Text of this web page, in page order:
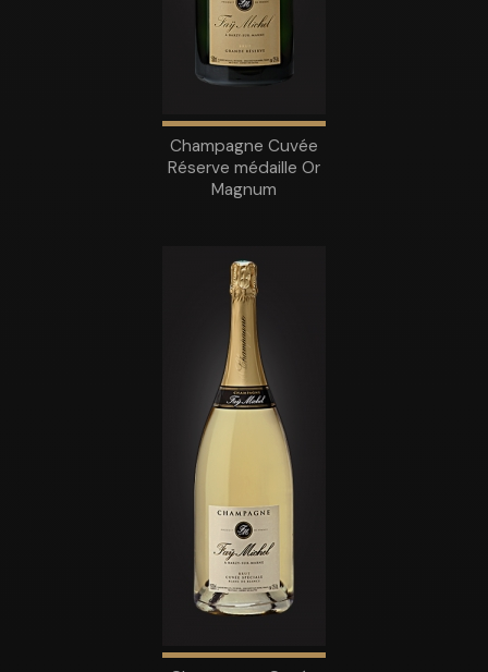
Champagne Cuvée
Réserve médaille Or
Magnum